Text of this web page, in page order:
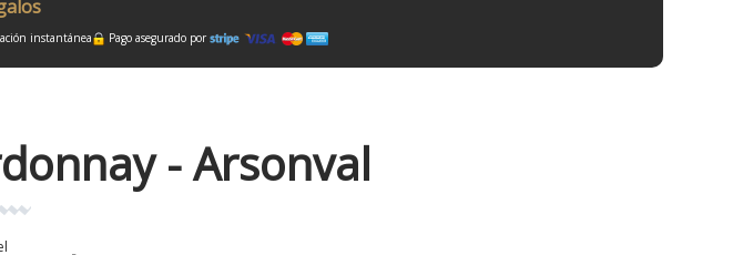
instantánea Pago asegurado por
- Arsonval